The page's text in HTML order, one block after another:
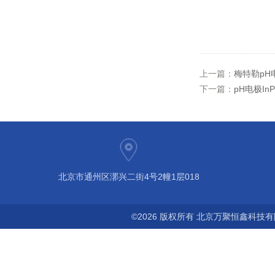
上一篇： 梅特勒pH
下一篇： pH电极
北京市通州区漷兴二街4号2幢1层018
©2026 版权所有 北京万聚恒鑫科技